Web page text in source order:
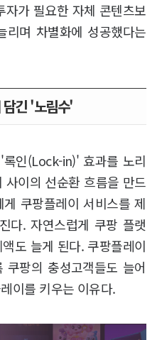
가 필요한 자체 콘텐츠보
며 차별화에 성공했다는
담긴 '노림수'
인(Lock-in)' 효과를 노리
이의 선순환 흐름을 만드
쿠팡플레이 서비스를 제
다. 자연스럽게 쿠팡 플랫
도 늘게 된다. 쿠팡플레이
팡의 충성고객들도 늘어
이를 키우는 이유다.